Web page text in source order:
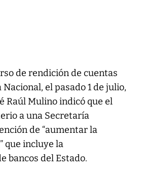
de rendición de cuentas
el pasado 1 de julio,
Raúl Mulino indicó que el
a una Secretaría
de “aumentar la
que incluye la
bancos del Estado.